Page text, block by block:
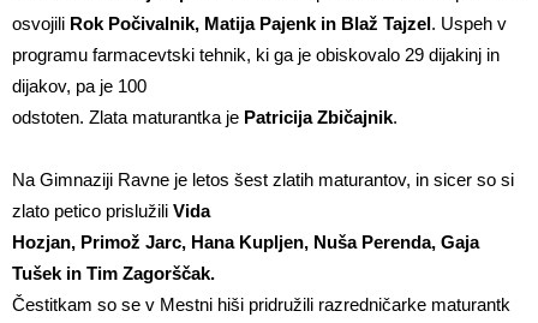
osvojili Rok Počivalnik, Matija Pajenk in Blaž Tajzel. Uspeh v
programu farmacevtski tehnik, ki ga je obiskovalo 29 dijakinj in
dijakov, pa je 100
odstoten. Zlata maturantka je Patricija Zbičajnik.
Na Gimnaziji Ravne je letos šest zlatih maturantov, in sicer so si
zlato petico prislužili Vida
Hozjan, Primož Jarc, Hana Kupljen, Nuša Perenda, Gaja
Tušek in Tim Zagorščak.
Čestitkam so se v Mestni hiši pridružili razredničarke maturantk